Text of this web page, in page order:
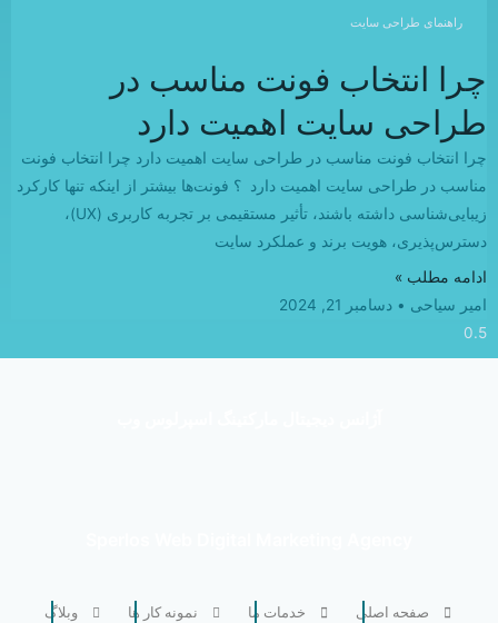
راهنمای طراحی سایت
چرا انتخاب فونت مناسب در
طراحی سایت اهمیت دارد
چرا انتخاب فونت مناسب در طراحی سایت اهمیت دارد چرا انتخاب فونت
مناسب در طراحی سایت اهمیت دارد ؟ فونت‌ها بیشتر از اینکه تنها کارکرد
زیبایی‌شناسی داشته باشند، تأثیر مستقیمی بر تجربه کاربری (UX)،
دسترس‌پذیری، هویت برند و عملکرد سایت
ادامه مطلب »
امیر سیاحی
دسامبر 21, 2024
صفحه اصلی خدمات ما نمونه کار ها وبلاگ